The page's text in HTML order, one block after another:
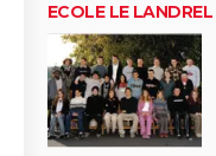
ECOLE LE LANDREL